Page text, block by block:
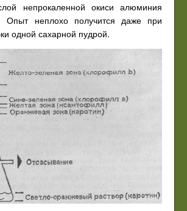
непрокаленной окиси алюминия
Опыт неплохо получится даже при
одной сахарной пудрой.